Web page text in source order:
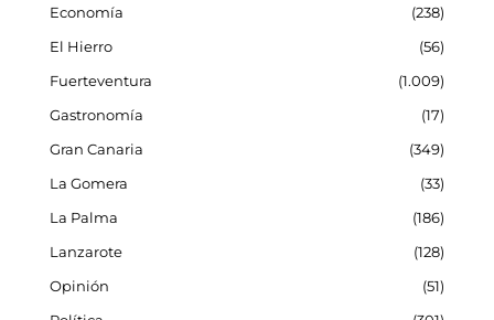
Economía
238
El Hierro
56
Fuerteventura
1.009
Gastronomía
17
Gran Canaria
349
La Gomera
33
La Palma
186
Lanzarote
128
Opinión
51